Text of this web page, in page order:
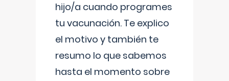
hijo/a cuando programes
tu vacunación. Te explico
el motivo y también te
resumo lo que sabemos
hasta el momento sobre